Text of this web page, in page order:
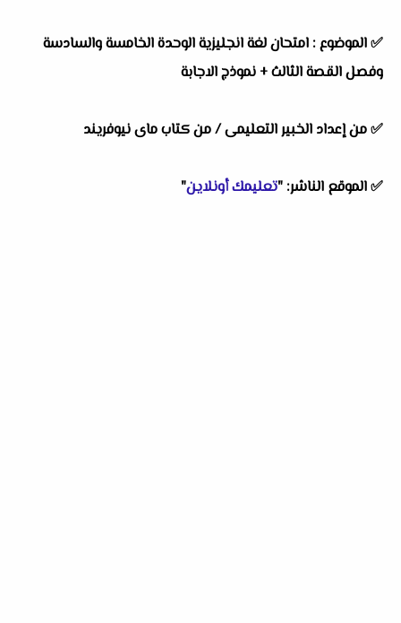
✅ الموضوع : امتحان لغة انجليزية الوحدة الخامسة والسادسة
وفصل القصة الثالث + نموذج الاجابة
✅ من إعداد الخبير التعليمى / من كتابماى نيوفريند
✅ الموقع الناشر: "تعليمك أونلاين"